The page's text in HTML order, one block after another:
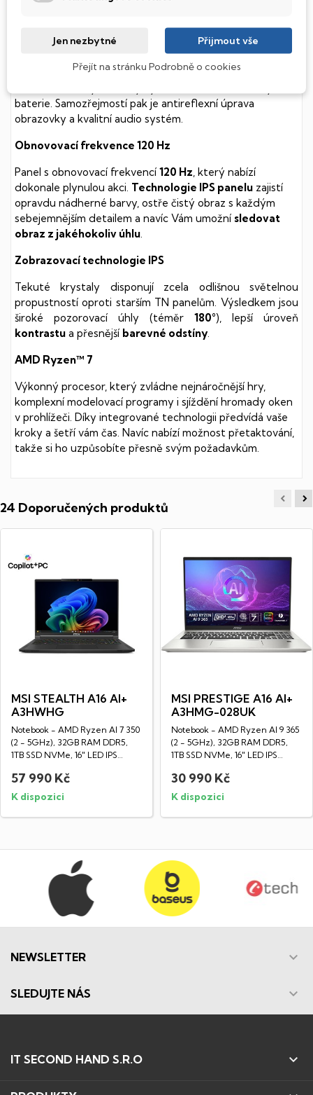
Integrovaný systém úsporných LED diod osvítí jednotlivé
stále však decentně, aby nikterak nedráždily Váš zrak.
baterie. Samozřejmostí pak je antireflexní úprava
obrazovky a kvalitní audio systém.
Obnovovací frekvence 120 Hz
Panel s obnovovací frekvencí 120 Hz , který nabízí
dokonale plynulou akci. Technologie IPS panelu zajistí
opravdu nádherné barvy, ostře čistý obraz s každým
sebejemnějším detailem a navíc Vám umožní sledovat
obraz z jakéhokoliv úhlu
Zobrazovací technologie IPS
Tekuté krystaly disponují zcela odlišnou světelnou
propustností oproti starším TN panelům. Výsledkem jsou
široké pozorovací úhly (téměr 180°), lepší úroveň
kontrastu a přesnější barevné odstíny
AMD Ryzen™ 7
Výkonný procesor, který zvládne nejnáročnější hry,
komplexní modelovací programy i sjíždění hromady oken
v prohlížeči. Díky integrované technologii předvídá vaše
kroky a šetří vám čas. Navíc nabízí možnost přetaktování,
takže si ho uzpůsobíte přesně svým požadavkům.
24 Doporučených produktů
MSI STEALTH A16 AI+
A3HWHG
Notebook - AMD Ryzen AI 7 350
(2 - 5GHz), 32GB RAM DDR5,
1TB SSD NVMe, 16" LED IPS
57 990 Kč
K dispozici
MSI PRESTIGE A16 AI+
A3HMG-028UK
Notebook - AMD Ryzen AI 9 365
(2 - 5GHz), 32GB RAM DDR5,
1TB SSD NVMe, 16" LED IPS
30 990 Kč
K dispozici
NEWSLETTER 
SLEDUJTE NÁS 
IT SECOND HAND S.R.O 
Jen nezbytné Přijmout vše
Přejít na stránku Podrobně o cookies